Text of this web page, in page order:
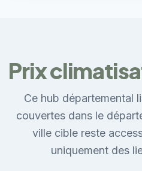
Prix
Ce hub départemental
couvertes dans le
ville cible reste
uniquement des